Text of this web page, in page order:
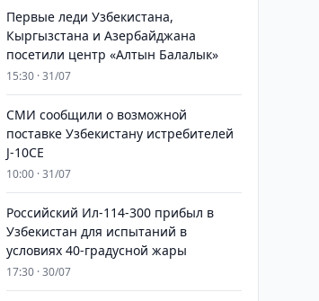
Первые леди Узбекистана,
Кыргызстана и Азербайджана
посетили центр «Алтын Балалык»
15:30 · 31/07
СМИ сообщили о возможной
поставке Узбекистану истребителей
J-10CE
10:00 · 31/07
Российский Ил-114-300 прибыл в
Узбекистан для испытаний в
условиях 40-градусной жары
17:30 · 30/07